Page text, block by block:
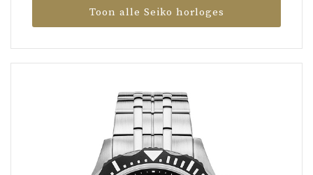
Toon alle Seiko horloges